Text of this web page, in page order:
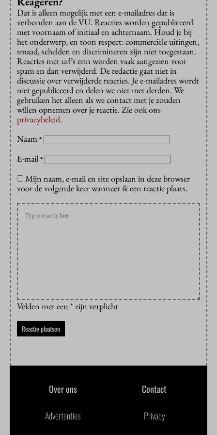
Dat is alleen mogelijk met een e-mailadres dat is
verbonden aan de VU. Reacties worden gepubliceerd
met voornaam of initiaal en achternaam. Houd je bij
het onderwerp, en toon respect: commerciële uitingen,
smaad, schelden en discrimineren zijn niet toegestaan.
Reacties met url’s erin worden vaak aangezien voor
spam en dan verwijderd. De redactie gaat niet in
discussie over verwijderde reacties. Je e-mailadres wordt
niet gepubliceerd en delen we niet met derden. We
gebruiken het alleen als we contact met je zouden
willen opnemen over je reactie. Zie ook ons
privacybeleid.
Naam *
E-mail *
Mijn naam, e-mail en site opslaan in deze browser
voor de volgende keer wanneer ik een reactie plaats.
Velden met een * zijn verplicht
Over ons Contact
Advertenties Privacy